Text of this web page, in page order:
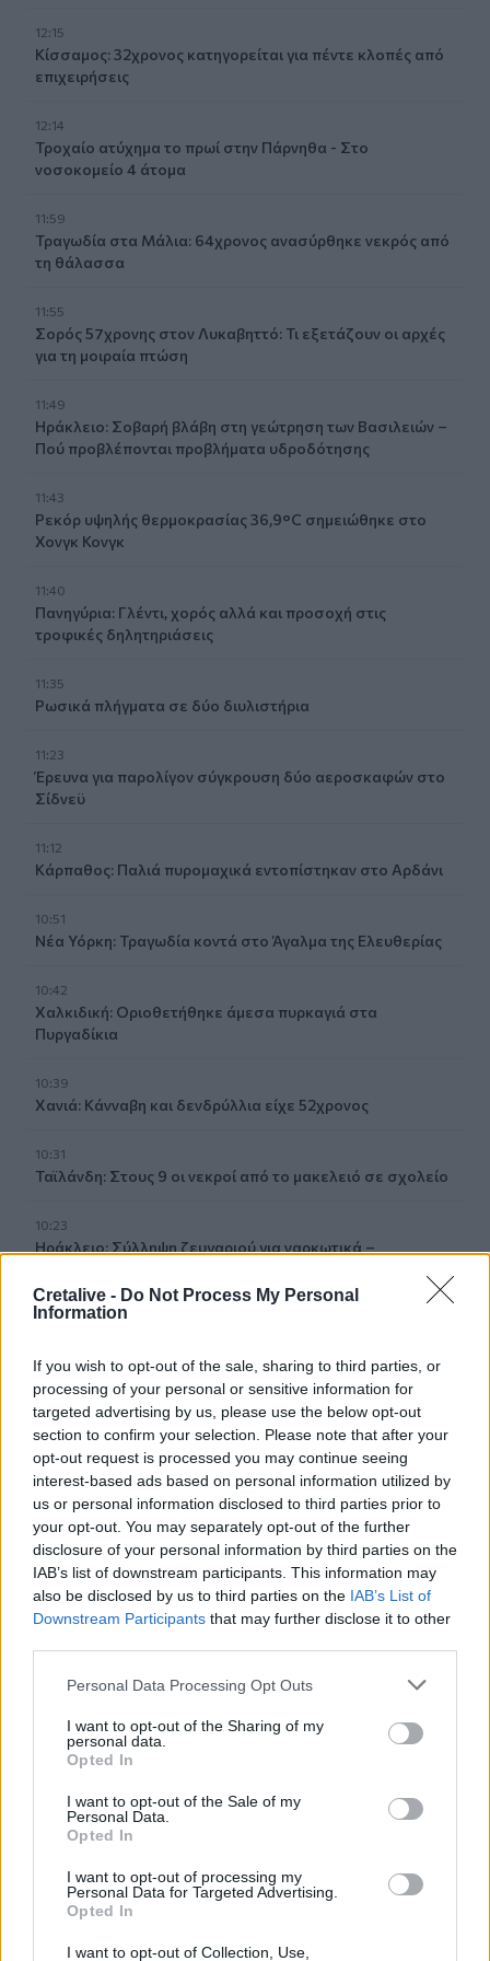
Cretalive - Do Not Process My Personal
Information
If you wish to opt-out of the sale, sharing to third parties, or
processing of your personal or sensitive information for
targeted advertising by us, please use the below opt-out
section to confirm your selection. Please note that after your
opt-out request is processed you may continue seeing
interest-based ads based on personal information utilized by
us or personal information disclosed to third parties prior to
your opt-out. You may separately opt-out of the further
disclosure of your personal information by third parties on the
IAB’s list of downstream participants. This information may
also be disclosed by us to third parties on the IAB’s List of
Downstream Participants that may further disclose it to other
Personal Data Processing Opt Outs
I want to opt-out of the Sharing of my
personal data.
Opted In
I want to opt-out of the Sale of my
Personal Data.
Opted In
I want to opt-out of processing my
Personal Data for Targeted Advertising.
Opted In
I want to opt-out of Collection, Use,
12:15
Κίσσαμος: 32χρονος κατηγορείται για πέντε κλοπές από
επιχειρήσεις
12:14
Τροχαίο ατύχημα το πρωί στην Πάρνηθα - Στο
νοσοκομείο 4 άτομα
11:59
Τραγωδία στα Μάλια: 64χρονος ανασύρθηκε νεκρός από
τη θάλασσα
11:55
Σορός 57χρονης στον Λυκαβηττό: Τι εξετάζουν οι αρχές
για τη μοιραία πτώση
11:49
Ηράκλειο: Σοβαρή βλάβη στη γεώτρηση των Βασιλειών –
Πού προβλέπονται προβλήματα υδροδότησης
11:43
Ρεκόρ υψηλής θερμοκρασίας 36,9°C σημειώθηκε στο
Χονγκ Κονγκ
11:40
Πανηγύρια: Γλέντι, χορός αλλά και προσοχή στις
τροφικές δηλητηριάσεις
11:35
Ρωσικά πλήγματα σε δύο διυλιστήρια
11:23
Έρευνα για παρολίγον σύγκρουση δύο αεροσκαφών στο
Σίδνεϋ
11:12
Κάρπαθος: Παλιά πυρομαχικά εντοπίστηκαν στο Αρδάνι
10:51
Νέα Υόρκη: Τραγωδία κοντά στο Άγαλμα της Ελευθερίας
10:42
Χαλκιδική: Οριοθετήθηκε άμεσα πυρκαγιά στα
Πυργαδίκια
10:39
Χανιά: Κάνναβη και δενδρύλλια είχε 52χρονος
10:31
Ταϊλάνδη: Στους 9 οι νεκροί από το μακελειό σε σχολείο
10:23
Ηράκλειο: Σύλληψη ζευγαριού για ναρκωτικά –
10:13
10:10
Πάρος: Στον εισαγγελέα σήμερα ο ιδιοκτήτης του beach
bar για τον θάνατο του 4χρονου
ΠΕΡΙΣΣΟΤΕΡΑ
ΣΧΕΤΙΚA AΡΘΡΑ
Άρτα: Απολογούνται ο διευθυντής
Άρτα: Απολογούνται ο
Ρεκόρ υψηλής θερμοκρασίας
Ρεκόρ υψηλής θερμοκρασίας
36,9°C σημειώθηκε στο Χονγκ